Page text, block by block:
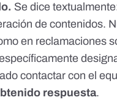
Se dice textualmente
de contenidos.
en reclamaciones
contactar con el
respuesta.